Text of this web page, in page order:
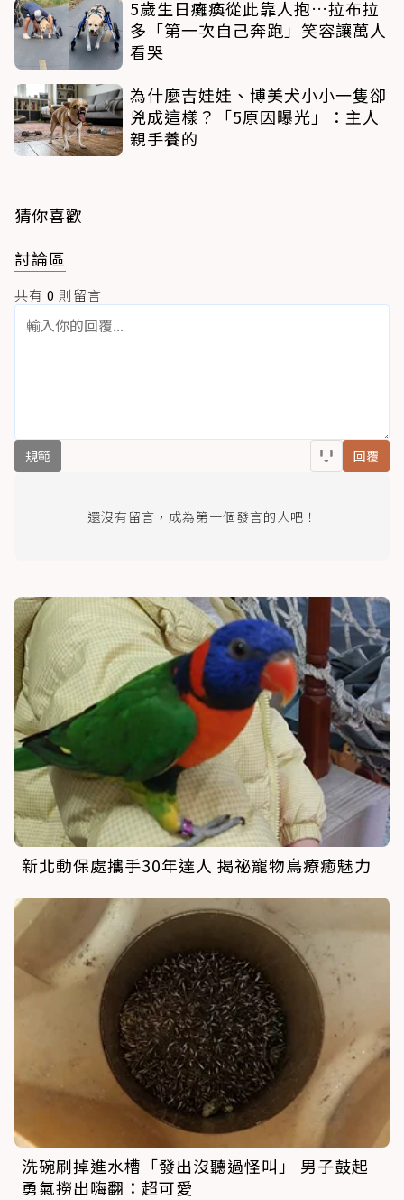
5歲生日癱瘓從此靠人抱…拉布拉
多「第一次自己奔跑」笑容讓萬人
看哭
為什麼吉娃娃、博美犬小小一隻卻
兇成這樣？「5原因曝光」：主人
親手養的
猜你喜歡
討論區
共有 0 則留言
規範 回覆
還沒有留言，成為第一個發言的人吧！
新北動保處攜手30年達人 揭祕寵物鳥療癒魅力
洗碗刷掉進水槽「發出沒聽過怪叫」 男子鼓起
勇氣撈出嗨翻：超可愛